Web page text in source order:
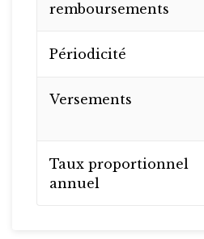
remboursements
Périodicité
Versements
Taux proportionnel
annuel